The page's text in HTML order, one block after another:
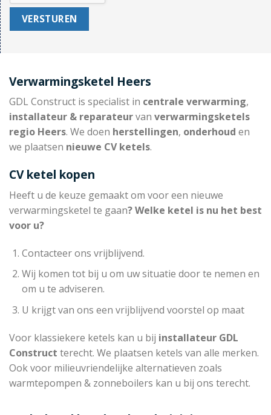
Verwarmingsketel Heers
GDL Construct is specialist in centrale verwarming,
installateur & reparateurvan verwarmingsketels
regio Heers. We doen herstellingen, onderhoud en
we plaatsen nieuwe CV ketels.
CV ketel kopen
Heeft u de keuze gemaakt om voor een nieuwe
verwarmingsketel te gaan? Welke ketel is nu het best
voor u?
Contacteer ons vrijblijvend.
Wij komen tot bij u om uw situatie door te nemen en
om u te adviseren.
U krijgt van ons een vrijblijvend voorstel op maat
Voor klassiekere ketels kan u bij installateur GDL
Construct terecht. We plaatsen ketels van alle merken.
Ook voor milieuvriendelijke alternatieven zoals
warmtepompen & zonneboilers kan u bij ons terecht.